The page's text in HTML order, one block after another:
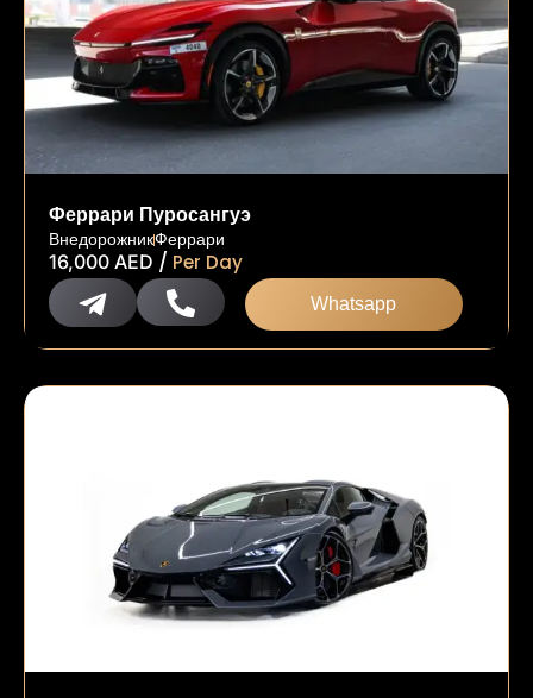
Феррари Пуросангуэ
ВнедорожникФеррари
16,000 AED / Per Day
Whatsapp